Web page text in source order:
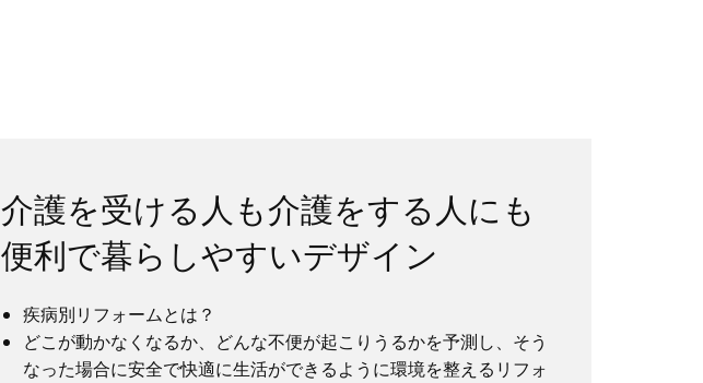
介護を受ける人も介護をする人にも
便利で暮らしやすいデザイン
疾病別リフォームとは？
どこが動かなくなるか、どんな不便が起こりうるかを予測し、そう
なった場合に安全で快適に生活ができるように環境を整えるリフォ